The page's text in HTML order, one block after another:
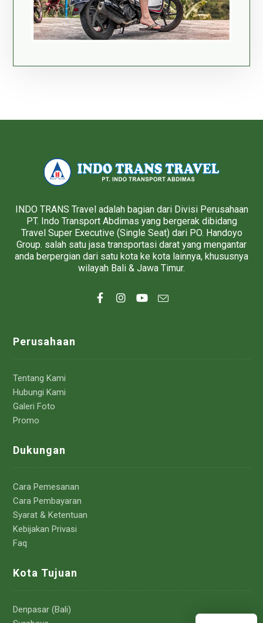
INDO TRANS Travel adalah bagian dari Divisi Perusahaan
PT. Indo Transport Abdimas yang bergerak dibidang
Travel Super Executive (Single Seat) dari PO. Handoyo
Group. salah satu jasa transportasi darat yang mengantar
anda berpergian dari satu kota ke kota lainnya, khususnya
wilayah Bali & Jawa Timur.
Perusahaan
Tentang Kami
Hubungi Kami
Galeri Foto
Promo
Dukungan
Cara Pemesanan
Cara Pembayaran
Syarat & Ketentuan
Kebijakan Privasi
Faq
Kota Tujuan
Denpasar (Bali)